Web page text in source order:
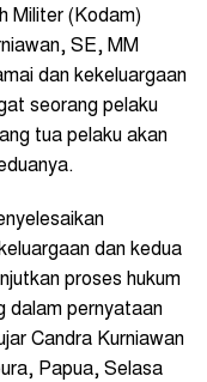
Militer (Kodam)
SE, MM
dan kekeluargaan
seorang pelaku
tua pelaku akan
dan kedua
proses hukum
dalam pernyataan
Candra Kurniawan
Papua, Selasa